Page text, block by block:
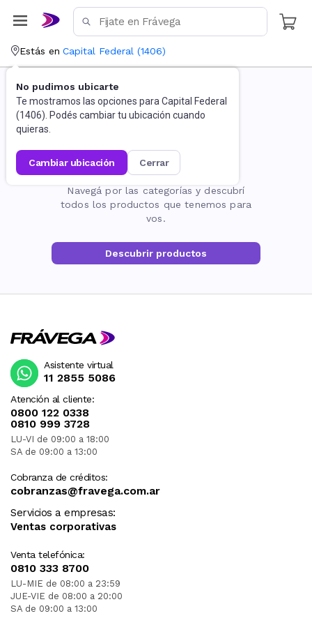
Estás en Capital Federal (1406)
No pudimos ubicarte
Te mostramos las opciones para Capital Federal
(1406). Podés cambiar tu ubicación cuando
quieras.
cambiar ubicación cerrar
La página no existe
Navegá por las categorías y descubrí
todos los productos que tenemos para
vos.
Descubrir productos
Atención al cliente:
0800 122 0338
0810 999 3728
LU-VI de 09:00 a 18:00
SA de 09:00 a 13:00
Cobranza de créditos:
cobranzas@fravega.com.ar
Servicios a empresas:
Ventas corporativas
Venta telefónica:
0810 333 8700
LU-MIE de 08:00 a 23:59
JUE-VIE de 08:00 a 20:00
SA de 09:00 a 13:00
Asistente virtual
11 2855 5086